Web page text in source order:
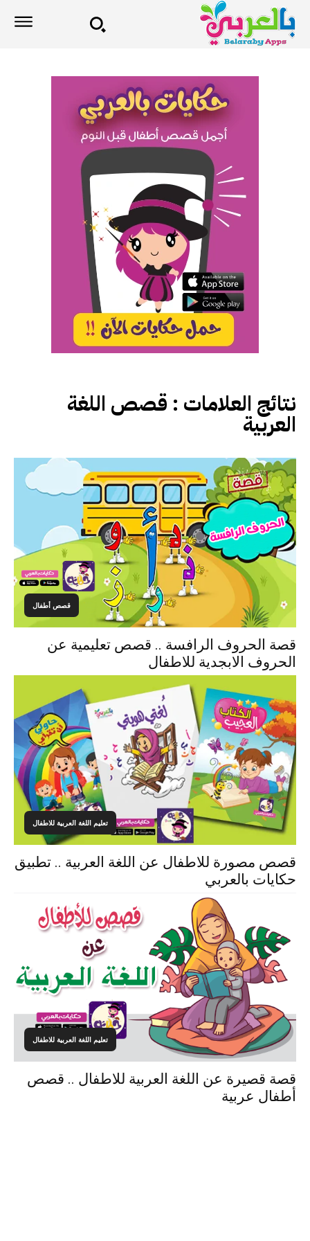
نتائج العلامات : قصص اللغة
العربية
قصص أطفال
قصة الحروف الرافسة .. قصص تعليمية عن
الحروف الابجدية للاطفال
تعليم اللغة العربية للاطفال
قصص مصورة للاطفال عن اللغة العربية .. تطبيق
حكايات بالعربي
تعليم اللغة العربية للاطفال
قصة قصيرة عن اللغة العربية للاطفال .. قصص
أطفال عربية